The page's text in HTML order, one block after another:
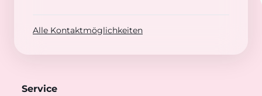
Alle Kontaktmöglichkeiten
Service